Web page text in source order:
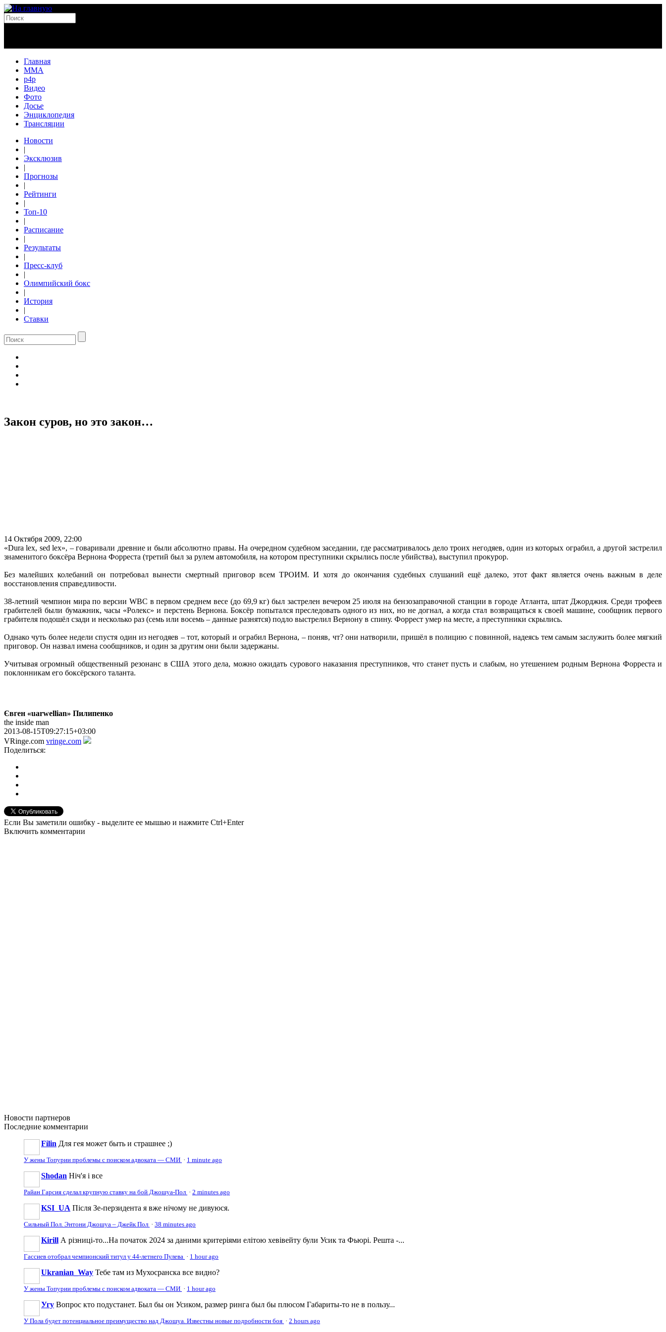
Главная
MMA
p4p
Видео
Фото
Досье
Энциклопедия
Трансляции
Новости
|
Эксклюзив
|
Прогнозы
|
Рейтинги
|
Топ-10
|
Расписание
|
Результаты
|
Пресс-клуб
|
Олимпийский бокс
|
История
|
Ставки
Закон суров, но это закон…
14 Октября 2009, 22:00
«Dura lex, sed lex», – говаривали древние и были абсолютно правы. На очередном судебном заседании, где рассматривалось дело троих негодяев, один из которых ограбил, а другой застрелил
знаменитого боксёра Вернона Форреста (третий был за рулем автомобиля, на котором преступники скрылись после убийства), выступил прокурор.
Без малейших колебаний он потребовал вынести смертный приговор всем ТРОИМ. И хотя до окончания судебных слушаний ещё далеко, этот факт является очень важным в деле
восстановления справедливости.
38-летний чемпион мира по версии WBC в первом среднем весе (до 69,9 кг) был застрелен вечером 25 июля на бензозаправочной станции в городе Атланта, штат Джорджия. Среди трофеев
грабителей были бумажник, часы «Ролекс» и перстень Вернона. Боксёр попытался преследовать одного из них, но не догнал, а когда стал возвращаться к своей машине, сообщник первого
грабителя подошёл сзади и несколько раз (семь или восемь – данные разнятся) подло выстрелил Вернону в спину. Форрест умер на месте, а преступники скрылись.
Однако чуть более недели спустя один из негодяев – тот, который и ограбил Вернона, – поняв, чт? они натворили, пришёл в полицию с повинной, надеясь тем самым заслужить более мягкий
приговор. Он назвал имена сообщников, и один за другим они были задержаны.
Учитывая огромный общественный резонанс в США этого дела, можно ожидать сурового наказания преступников, что станет пусть и слабым, но утешением родным Вернона Форреста и
поклонникам его боксёрского таланта.
Євген «uarwellian» Пилипенко
the inside man
2013-08-15T09:27:15+03:00
VRinge.com vringe.com
Поделиться:
Если Вы заметили ошибку - выделите ее мышью и нажмите Ctrl+Enter
Включить комментарии
Новости партнеров
Последние комментарии
Filin Для гея может быть и страшнее ;)
У жены Топурии проблемы с поиском адвоката — СМИ · 1 minute ago
Shodan Ніч'я і все
Райан Гарсия сделал крупную ставку на бой Джошуа-Пол · 2 minutes ago
KSI_UA Після Зе-перзидента я вже нічому не дивуюся.
Сильный Пол. Энтони Джошуа – Джейк Пол · 38 minutes ago
Kirill А різниці-то...На початок 2024 за даними критеріями елітою хевівейту були Усик та Фьюрі. Решта -...
Гассиев отобрал чемпионский титул у 44-летнего Пулева · 1 hour ago
Ukranian_Way Тебе там из Мухосранска все видно?
У жены Топурии проблемы с поиском адвоката — СМИ · 1 hour ago
Угу Вопрос кто подустанет. Был бы он Усиком, размер ринга был бы плюсом Габариты-то не в пользу...
У Пола будет потенциальное преимущество над Джошуа. Известны новые подробности боя · 2 hours ago